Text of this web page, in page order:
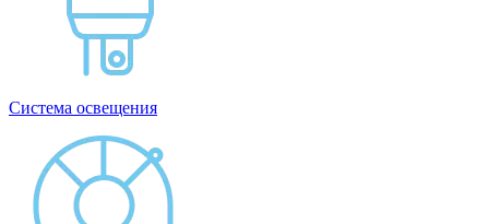
Система освещения